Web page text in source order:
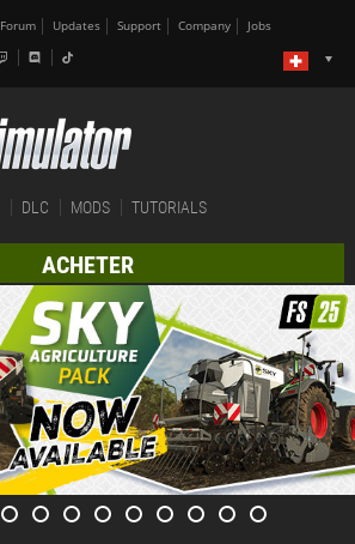
Forum Updates Support Company Jobs
DLC MODS TUTORIALS
ACHETER